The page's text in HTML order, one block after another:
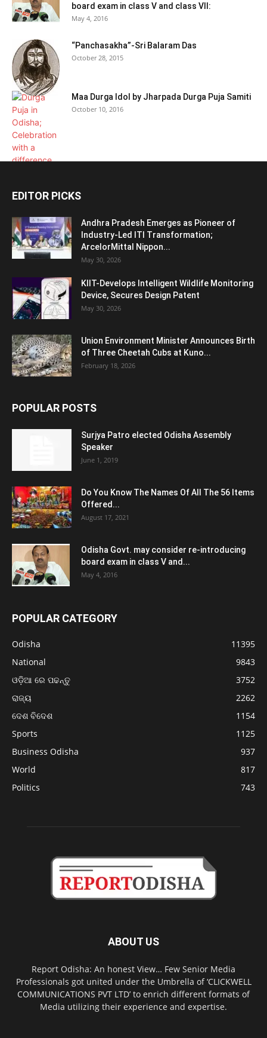
board exam in class V and class VII:
May 4, 2016
“Panchasakha”-Sri Balaram Das
October 28, 2015
Maa Durga Idol by Jharpada Durga Puja Samiti
October 10, 2016
EDITOR PICKS
Andhra Pradesh Emerges as Pioneer of
Industry-Led ITI Transformation;
ArcelorMittal Nippon...
May 30, 2026
KIIT-Develops Intelligent Wildlife Monitoring
Device, Secures Design Patent
May 30, 2026
Union Environment Minister Announces Birth
of Three Cheetah Cubs at Kuno...
February 18, 2026
POPULAR POSTS
Surjya Patro elected Odisha Assembly
Speaker
June 1, 2019
Do You Know The Names Of All The 56 Items
Offered...
August 17, 2021
Odisha Govt. may consider re-introducing
board exam in class V and...
May 4, 2016
POPULAR CATEGORY
Odisha
11395
National
9843
ଓଡ଼ିଆ ରେ ପଢନ୍ତୁ
3752
ରାଜ୍ୟ
2262
ଦେଶ ବିଦେଶ
1154
Sports
1125
Business Odisha
937
World
817
Politics
743
ABOUT US
Report Odisha: An honest View… Few Senior Media
Professionals got united under the Umbrella of ‘CLICKWELL
COMMUNICATIONS PVT LTD’ to enrich different formats of
Media utilizing their experience and expertise.